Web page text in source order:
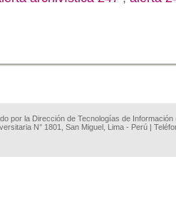
por la Dirección de Tecnologías de
N° 1801, San Miguel, Lima - Perú |